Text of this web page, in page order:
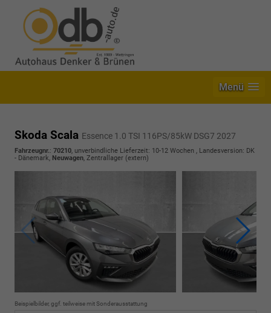
Menü
Skoda Scala Essence 1.0 TSI 116PS/85kW DSG7 2027
Fahrzeugnr.: 70210, unverbindliche Lieferzeit: 10-12 Wochen , Landesversion: DK
- Dänemark, Neuwagen, Zentrallager (extern)
Beispielbilder, ggf. teilweise mit Sonderausstattung